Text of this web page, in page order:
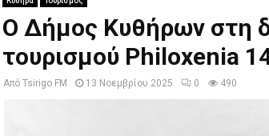
Ο Δήμος Κυθήρων στη
τουρισμού Philoxenia
Από Tsirigo FM 13 Νοεμβρίου 2025 0 490